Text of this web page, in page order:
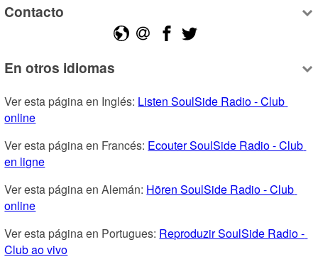
Contacto
En otros idiomas
Ver esta página en Inglés: Listen SoulSide Radio - Club
online
Ver esta página en Francés: Ecouter SoulSide Radio - Club
en ligne
Ver esta página en Alemán: Hören SoulSide Radio - Club
online
Ver esta página en Portugues: Reproduzir SoulSide Radio -
Club ao vivo